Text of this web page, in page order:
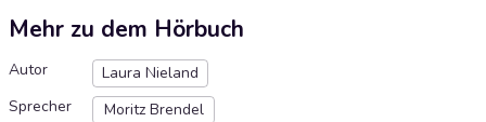
Mehr zu dem Hörbuch
Autor
Laura Nieland
Sprecher
Moritz Brendel